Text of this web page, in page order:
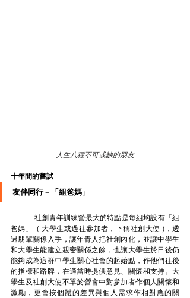
人生八種不可或缺的朋友
十年間的嘗試
友伴同行－「組爸媽」
	社創青年訓練營最大的特點是每組均設有「組
爸媽」（ 大學生或過往參加者，下稱社創大使 )，透
過朋輩關係入手，讓年青人把社創內化，並讓中學生
和大學生能建立親密關係之餘，也讓大學生於日後仍
能夠成為這群中學生關心社會的起始點，作他們往後
的指標和路牌，在適當時提供意見、關懷和支持。大
學生及社創大使不單於營會中對參加者作個人關懷和
激勵，更會按個體的差異與個人需求作相對應的關